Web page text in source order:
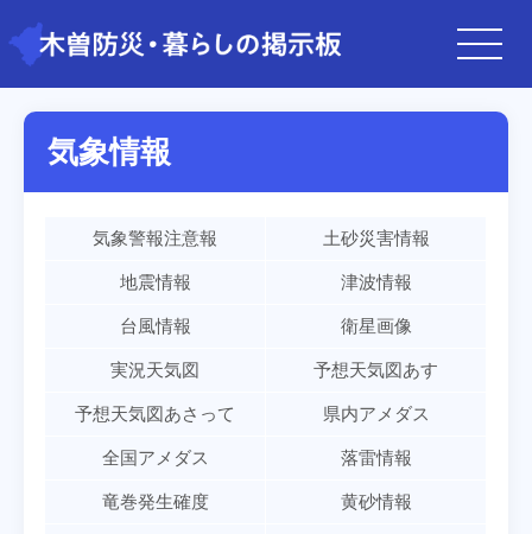
気象情報
気象警報注意報 土砂災害情報
地震情報 津波情報
台風情報 衛星画像
実況天気図 予想天気図あす
予想天気図あさって 県内アメダス
全国アメダス 落雷情報
竜巻発生確度 黄砂情報